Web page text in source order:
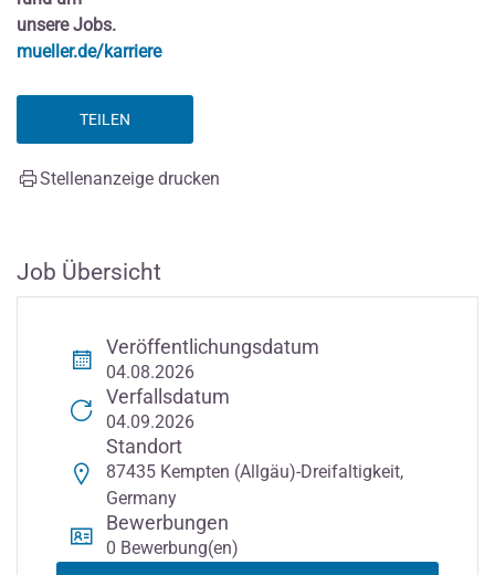
unsere Jobs.
mueller.de/karriere
TEILEN
Stellenanzeige drucken
Job Übersicht
Veröffentlichungsdatum
04.08.2026
Verfallsdatum
04.09.2026
Standort
87435 Kempten (Allgäu)-Dreifaltigkeit,
Germany
Bewerbungen
0 Bewerbung(en)